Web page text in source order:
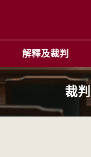
解釋及裁判
裁判